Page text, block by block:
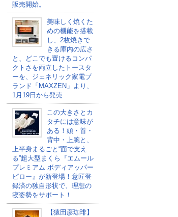
販売開始。
美味しく焼くた
めの機能を搭載
し、2枚焼きで
きる庫内の広さ
と、どこでも置けるコンパ
クトさを両立したトースタ
ーを、ジェネリック家電ブ
ランド「MAXZEN」より、
1月19日から発売
この大きさとカ
タチには意味が
ある！頭・首・
背中・上腕と、
上半身まるごと“面で支え
る”超大型まくら『エムール
プレミアム ボディアッパー
ピロー』が新登場！意匠登
録済の独自形状で、理想の
寝姿勢をサポート！
【猿田彦珈琲】